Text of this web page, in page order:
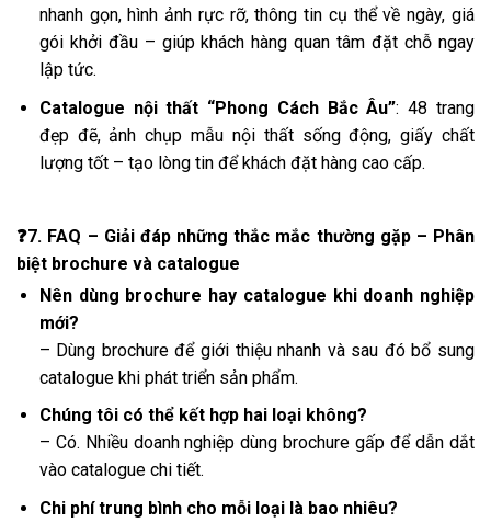
nhanh gọn, hình ảnh rực rỡ, thông tin cụ thể về ngày, giá
gói khởi đầu – giúp khách hàng quan tâm đặt chỗ ngay
lập tức.
Catalogue nội thất “Phong Cách Bắc Âu”: 48 trang
đẹp đẽ, ảnh chụp mẫu nội thất sống động, giấy chất
lượng tốt – tạo lòng tin để khách đặt hàng cao cấp.
❓7. FAQ – Giải đáp những thắc mắc thường gặp – Phân
biệt brochure và catalogue
Nên dùng brochure hay catalogue khi doanh nghiệp
mới?
– Dùng brochure để giới thiệu nhanh và sau đó bổ sung
catalogue khi phát triển sản phẩm.
Chúng tôi có thể kết hợp hai loại không?
– Có. Nhiều doanh nghiệp dùng brochure gấp để dẫn dắt
vào catalogue chi tiết.
Chi phí trung bình cho mỗi loại là bao nhiêu?